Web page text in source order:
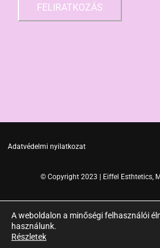
Adatvédelmi nyilatkozat
© Copyright 2023 | Eiffel Esthtetics,
A weboldalon a minőségi felhasználói
használunk.
Részletek